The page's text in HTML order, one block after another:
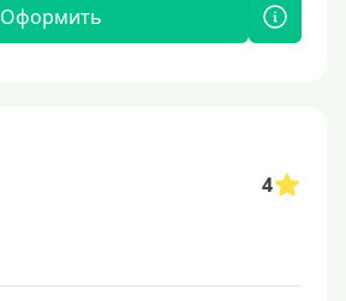
Оформить
4